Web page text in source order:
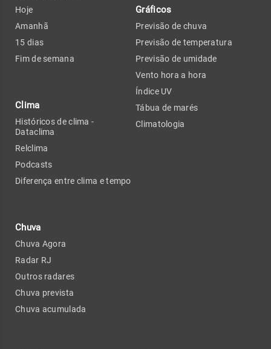
Hoje
Amanhã
15 dias
Fim de semana
Clima
Históricos de clima -
Dataclima
Relclima
Podcasts
Diferença entre clima e tempo
Chuva
Chuva Agora
Radar RJ
Outros radares
Chuva prevista
Chuva acumulada
Gráficos
Previsão de chuva
Previsão de temperatura
Previsão de umidade
Vento hora a hora
Índice UV
Tábua de marés
Climatologia